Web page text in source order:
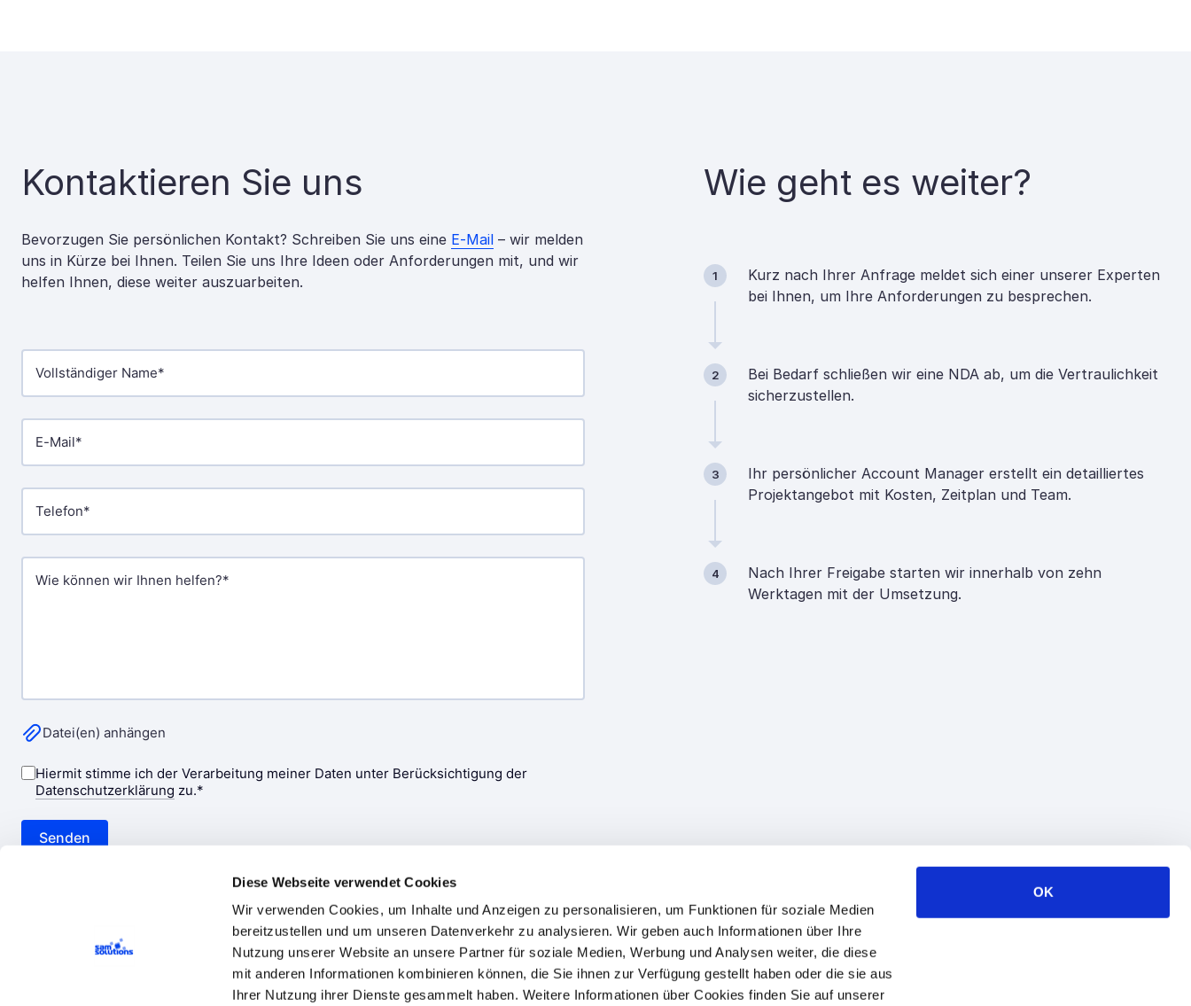
Diese Webseite verwendet Cookies
Wir verwenden Cookies, um Inhalte und Anzeigen zu personalisieren, um Funktionen für soziale Medien
bereitzustellen und um unseren Datenverkehr zu analysieren. Wir geben auch Informationen über Ihre
Nutzung unserer Website an unsere Partner für soziale Medien, Werbung und Analysen weiter, die diese
mit anderen Informationen kombinieren können, die Sie ihnen zur Verfügung gestellt haben oder die sie aus
Ihrer Nutzung ihrer Dienste gesammelt haben. Weitere Informationen über Cookies finden Sie auf unserer
OK
Kontaktieren Sie uns
Bevorzugen Sie persönlichen Kontakt? Schreiben Sie uns eine E-Mail – wir melden
uns in Kürze bei Ihnen. Teilen Sie uns Ihre Ideen oder Anforderungen mit, und wir
helfen Ihnen, diese weiter auszuarbeiten.
Wie geht es weiter?
1
Kurz nach Ihrer Anfrage meldet sich einer unserer Experten
bei Ihnen, um Ihre Anforderungen zu besprechen.
2
Bei Bedarf schließen wir eine NDA ab, um die Vertraulichkeit
sicherzustellen.
3
Ihr persönlicher Account Manager erstellt ein detailliertes
Projektangebot mit Kosten, Zeitplan und Team.
4
Nach Ihrer Freigabe starten wir innerhalb von zehn
Werktagen mit der Umsetzung.